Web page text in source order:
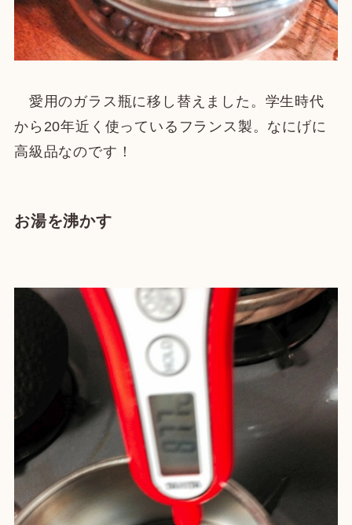
愛用のガラス瓶に移し替えました。学生時代
から20年近く使っているフランス製。なにげに
高級品なのです！
お湯を沸かす